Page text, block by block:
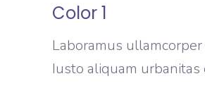
Color 1
Laboramus ullamcorper
Iusto aliquam urbanitas